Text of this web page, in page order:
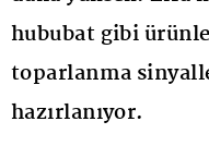
hububat gibi
toparlanma
hazırlanıyor.